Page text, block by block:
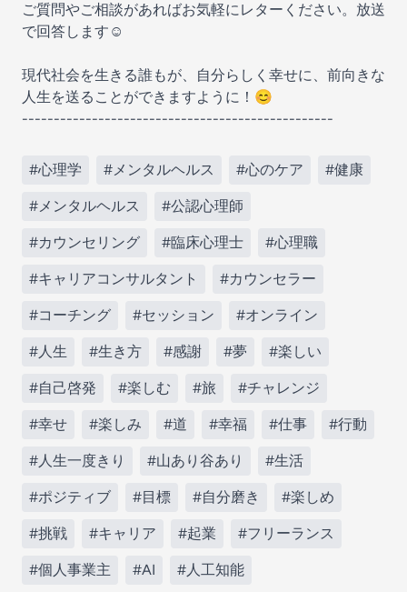
ご質問やご相談があればお気軽にレターください。放送
で回答します☺️
現代社会を生きる誰もが、自分らしく幸せに、前向きな
人生を送ることができますように！😊
-------------------------------------------------
#心理学 #メンタルヘルス #心のケア #健康
#メンタルヘルス #公認心理師
#カウンセリング #臨床心理士 #心理職
#キャリアコンサルタント #カウンセラー
#コーチング #セッション #オンライン
#人生 #生き方 #感謝 #夢 #楽しい
#自己啓発 #楽しむ #旅 #チャレンジ
#幸せ #楽しみ #道 #幸福 #仕事 #行動
#人生一度きり #山あり谷あり #生活
#ポジティブ #目標 #自分磨き #楽しめ
#挑戦 #キャリア #起業 #フリーランス
#個人事業主 #AI #人工知能